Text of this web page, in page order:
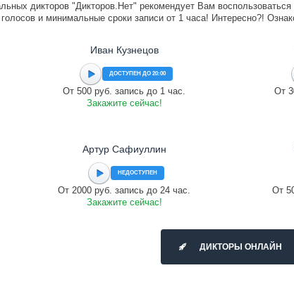
дикторов "Дикторов.Нет" рекомендует Вам
голосов и минимальные сроки записи от 1 часа! Интересно?!
Иван Кузнецов
ДОСТУПЕН ДО 20:00
От 500 руб. запись до 1 час.
Закажите сейчас!
От
Артур Сафиуллин
НЕДОСТУПЕН
От 2000 руб. запись до 24 час.
Закажите сейчас!
От
ДИКТОРЫ ОНЛАЙН